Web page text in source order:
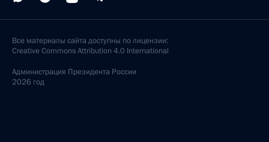
Все материалы сайта доступны по лицензии:
Creative Commons Attribution 4.0 International
Администрация Президента России
2026 год